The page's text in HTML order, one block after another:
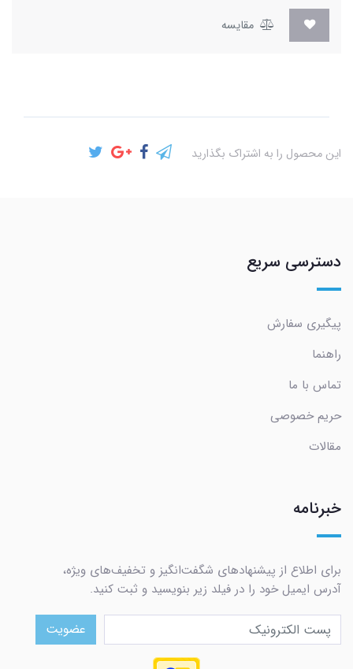
مقایسه
این محصول را به اشتراک بگذارید
دسترسی سریع
پیگیری سفارش
راهنما
تماس با ما
حریم خصوصی
مقالات
خبرنامه
برای اطلاع از پیشنهادهای شگفت‌انگیز و تخفیف‌های ویژه،
آدرس ایمیل خود را در فیلد زیر بنویسید و ثبت کنید.
عضویت